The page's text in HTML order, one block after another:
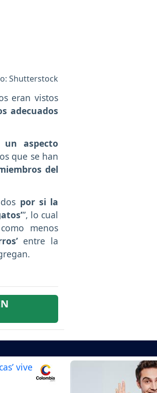
Shutterstock
eran vistos
adecuados
aspecto
que se han
del
por si la
”, lo cual
menos
entre la